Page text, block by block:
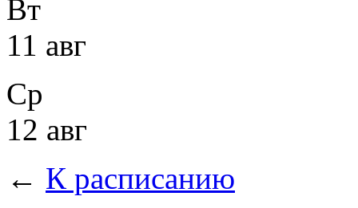
Вт
11 авг
Ср
12 авг
← К расписанию